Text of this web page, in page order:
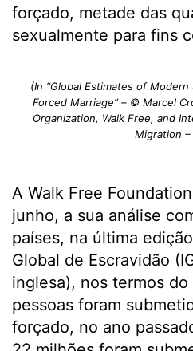
forçado, metade das
sexualmente para fins
(In “Global Estimates of
Forced Marriage” – © Marcel
Organization, Walk Free, and
Migration
A Walk Free
junho, a sua análise
países, na última
Global de Escravidão
inglesa), nos termos
pessoas foram
forçado, no ano